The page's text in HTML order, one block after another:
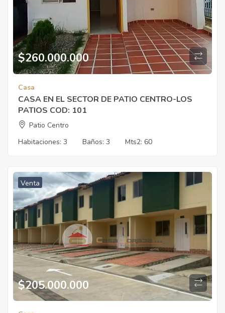
$260.000.000
Casa
CASA EN EL SECTOR DE PATIO CENTRO-LOS
PATIOS COD: 101
Patio Centro
Habitaciones: 3 Baños: 3 Mts2: 60
Venta
$205.000.000